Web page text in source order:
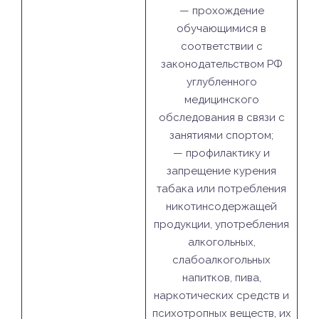
— прохождение
обучающимися в
соответствии с
законодательством РФ
углубленного
медицинского
обследования в связи с
занятиями спортом;
— профилактику и
запрещение курения
табака или потребления
никотинсодержащей
продукции, употребления
алкогольных,
слабоалкогольных
напитков, пива,
наркотических средств и
психотропных веществ, их